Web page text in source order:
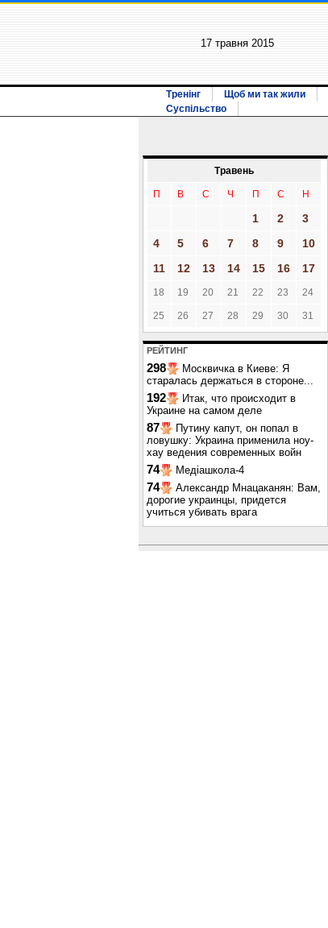
17 травня 2015
Тренінг Щоб ми так жили
Суспільство
Травень
П В С Ч П С Н
1 2
3
4
5 6 7 8 9
10
11
12 13 14 15 16 17
18 19 20 21 22 23 24
25 26 27 28 29 30 31
РЕЙТИНГ
298
Москвичка в Киеве: Я
старалась держаться в стороне...
192
Итак, что происходит в
Украине на самом деле
87
Путину капут, он попал в
ловушку: Украина применила ноу-
хау ведения современных войн
74 Медіашкола-4
74
Александр Мнацаканян: Вам,
дорогие украинцы, придется
учиться убивать врага